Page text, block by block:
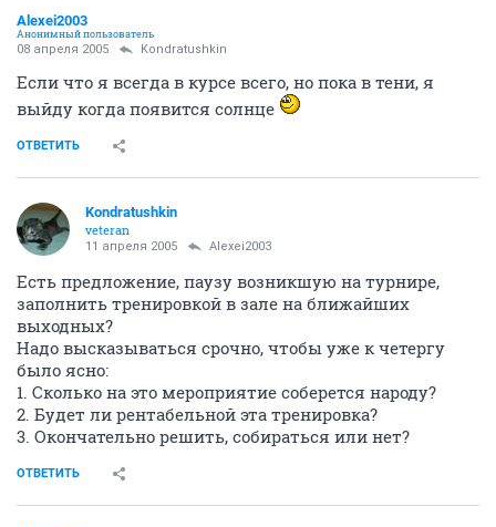
Alexei2003
Анонимный пользователь
08 апреля 2005 Kondratushkin
Если что я всегда в курсе всего, но пока в тени, я
выйду когда появится солнце
ОТВЕТИТЬ
Kondratushkin
veteran
11 апреля 2005 Alexei2003
Есть предложение, паузу возникшую на турнире,
заполнить тренировкой в зале на ближайших
выходных?
Надо высказываться срочно, чтобы уже к четергу
было ясно:
1. Сколько на это мероприятие соберется народу?
2. Будет ли рентабельной эта тренировка?
3. Окончательно решить, собираться или нет?
ОТВЕТИТЬ